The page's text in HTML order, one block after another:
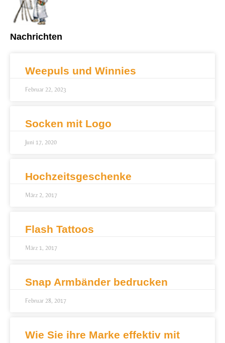
Nachrichten
Weepuls und Winnies
Februar 22, 2023
Socken mit Logo
Juni 17, 2020
Hochzeitsgeschenke
März 2, 2017
Flash Tattoos
März 1, 2017
Snap Armbänder bedrucken
Februar 28, 2017
Wie Sie ihre Marke effektiv mit